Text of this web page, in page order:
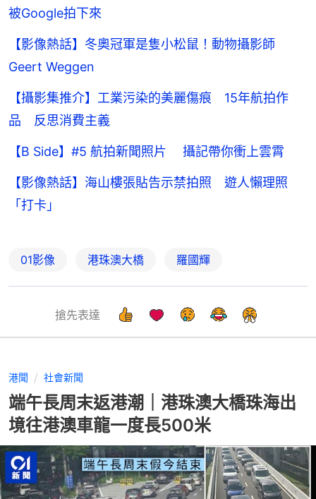
被Google拍下來
【影像熱話】冬奧冠軍是隻小松鼠！動物攝影師
Geert Weggen
【攝影集推介】工業污染的美麗傷痕 15年航拍作
品 反思消費主義
【B Side】#5 航拍新聞照片 攝記帶你衝上雲霄
【影像熱話】海山樓張貼告示禁拍照 遊人懶理照
「打卡」
01影像 港珠澳大橋 羅國輝
搶先表達
港聞 社會新聞
端午長周末返港潮｜港珠澳大橋珠海出
境往港澳車龍一度長500米